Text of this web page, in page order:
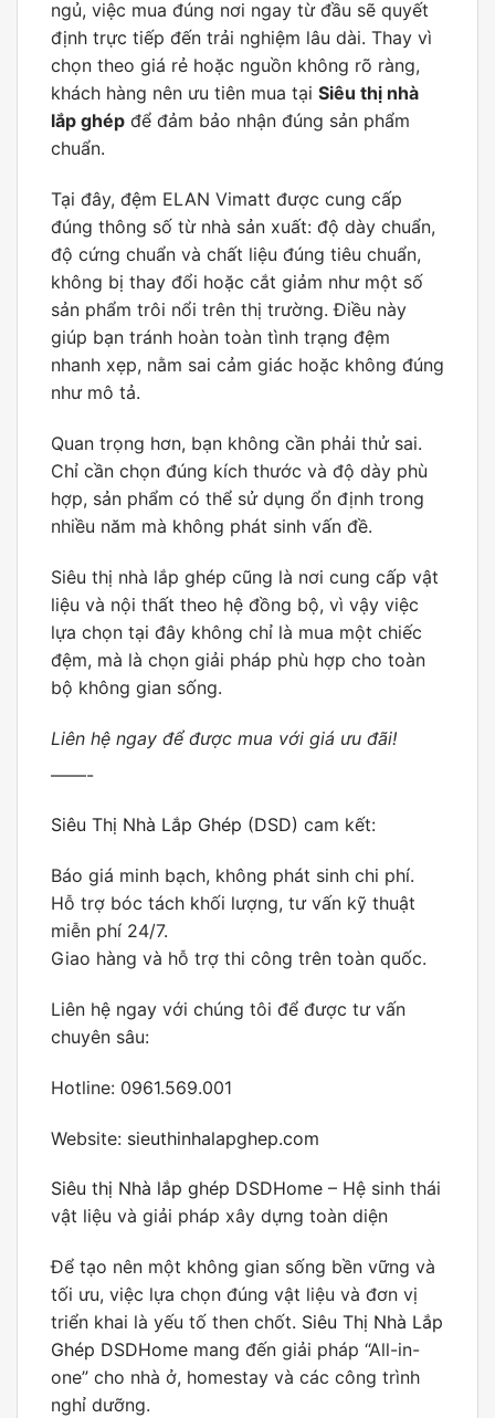
ngủ, việc mua đúng nơi ngay từ đầu sẽ quyết
định trực tiếp đến trải nghiệm lâu dài. Thay vì
chọn theo giá rẻ hoặc nguồn không rõ ràng,
khách hàng nên ưu tiên mua tại Siêu thị nhà
lắp ghép để đảm bảo nhận đúng sản phẩm
chuẩn.
Tại đây, đệm ELAN Vimatt được cung cấp
đúng thông số từ nhà sản xuất: độ dày chuẩn,
độ cứng chuẩn và chất liệu đúng tiêu chuẩn,
không bị thay đổi hoặc cắt giảm như một số
sản phẩm trôi nổi trên thị trường. Điều này
giúp bạn tránh hoàn toàn tình trạng đệm
nhanh xẹp, nằm sai cảm giác hoặc không đúng
như mô tả.
Quan trọng hơn, bạn không cần phải thử sai.
Chỉ cần chọn đúng kích thước và độ dày phù
hợp, sản phẩm có thể sử dụng ổn định trong
nhiều năm mà không phát sinh vấn đề.
Siêu thị nhà lắp ghép cũng là nơi cung cấp vật
liệu và nội thất theo hệ đồng bộ, vì vậy việc
lựa chọn tại đây không chỉ là mua một chiếc
đệm, mà là chọn giải pháp phù hợp cho toàn
bộ không gian sống.
Liên hệ ngay để được mua với giá ưu đãi!
——-
Siêu Thị Nhà Lắp Ghép (DSD) cam kết:
Báo giá minh bạch, không phát sinh chi phí.
Hỗ trợ bóc tách khối lượng, tư vấn kỹ thuật
miễn phí 24/7.
Giao hàng và hỗ trợ thi công trên toàn quốc.
Liên hệ ngay với chúng tôi để được tư vấn
chuyên sâu:
Hotline: 0961.569.001
Website: sieuthinhalapghep.com
Siêu thị Nhà lắp ghép DSDHome – Hệ sinh thái
vật liệu và giải pháp xây dựng toàn diện
Để tạo nên một không gian sống bền vững và
tối ưu, việc lựa chọn đúng vật liệu và đơn vị
triển khai là yếu tố then chốt. Siêu Thị Nhà Lắp
Ghép DSDHome mang đến giải pháp “All-in-
one” cho nhà ở, homestay và các công trình
nghỉ dưỡng.